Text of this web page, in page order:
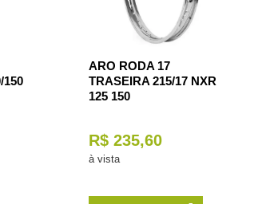
150
ARO RODA 17
TRASEIRA 215/17 NXR
125 150
R$ 235,60
à vista